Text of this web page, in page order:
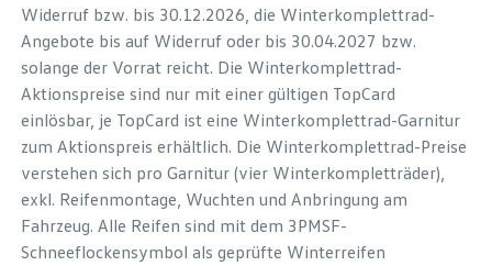
Widerruf bzw. bis 30.12.2026, die Winterkomplettrad-
Angebote bis auf Widerruf oder bis 30.04.2027 bzw.
solange der Vorrat reicht. Die Winterkomplettrad-
Aktionspreise sind nur mit einer gültigen TopCard
einlösbar, je TopCard ist eine Winterkomplettrad-Garnitur
zum Aktionspreis erhältlich. Die Winterkomplettrad-Preise
verstehen sich pro Garnitur (vier Winterkompletträder),
exkl. Reifenmontage, Wuchten und Anbringung am
Fahrzeug. Alle Reifen sind mit dem 3PMSF-
Schneeflockensymbol als geprüfte Winterreifen